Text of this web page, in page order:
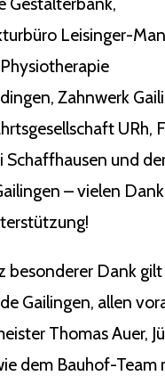
Leisinger-
Zahnwerk
URh,
Schaffhausen und
– vielen
besonderer Dank
Gailingen, allen
Thomas Auer,
dem Bauhof-Team